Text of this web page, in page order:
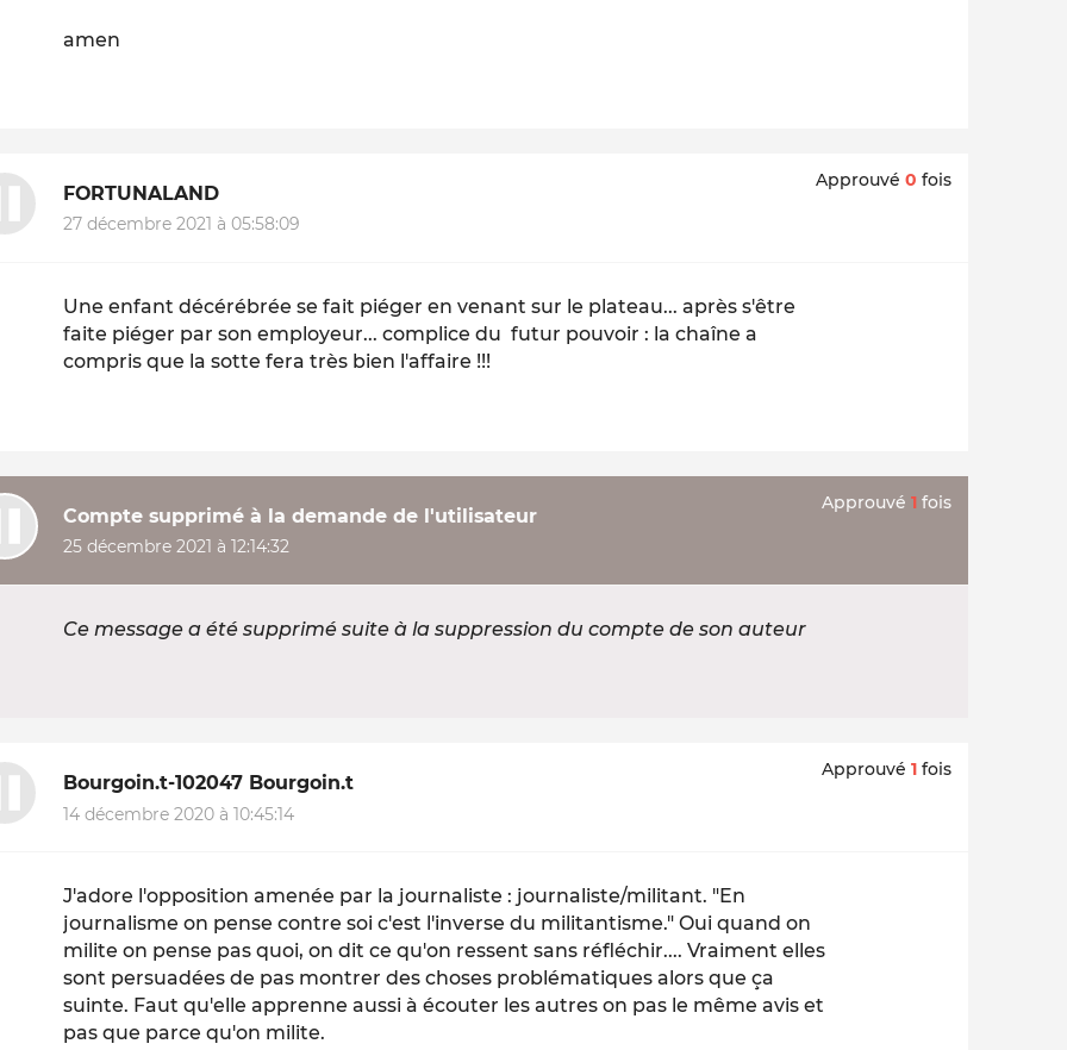
amen
FORTUNALAND
27 décembre 2021 à 05:58:09
Approuvé 0 fois
Une enfant décérébrée se fait piéger en venant sur le plateau... après s'être
faite piéger par son employeur... complice du futur pouvoir : la chaîne a
compris que la sotte fera très bien l'affaire !!!
Compte supprimé à la demande de l'utilisateur
25 décembre 2021 à 12:14:32
Approuvé 1 fois
Ce message a été supprimé suite à la suppression du compte de son auteur
Bourgoin.t-102047 Bourgoin.t
14 décembre 2020 à 10:45:14
Approuvé 1 fois
J'adore l'opposition amenée par la journaliste : journaliste/militant. "En
journalisme on pense contre soi c'est l'inverse du militantisme." Oui quand on
milite on pense pas quoi, on dit ce qu'on ressent sans réfléchir.... Vraiment elles
sont persuadées de pas montrer des choses problématiques alors que ça
suinte. Faut qu'elle apprenne aussi à écouter les autres on pas le même avis et
pas que parce qu'on milite.